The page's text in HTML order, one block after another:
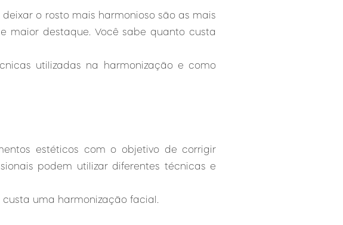
o rosto mais harmonioso são as mais
maior destaque. Você sabe quanto custa
utilizadas na harmonização e como
estéticos com o objetivo de corrigir
podem utilizar diferentes técnicas e
uma harmonização facial.